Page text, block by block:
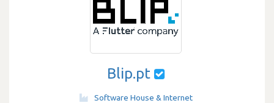
Blip.pt
Software House & Internet